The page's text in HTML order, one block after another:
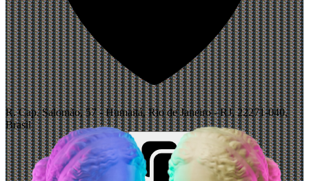
R. Cap. Salomão, 57 - Humaitá, Rio de Janeiro - RJ, 22271-040,
Brasil